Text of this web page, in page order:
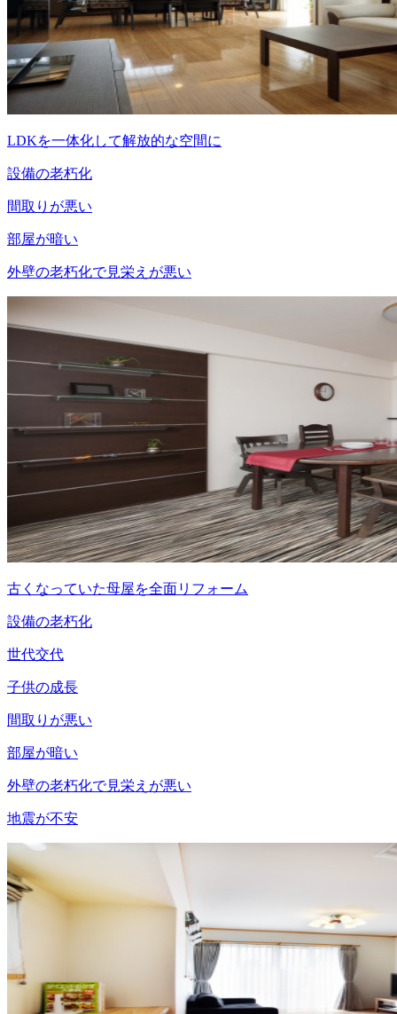
LDKを一体化して解放的な空間に
設備の老朽化
間取りが悪い
部屋が暗い
外壁の老朽化で見栄えが悪い
古くなっていた母屋を全面リフォーム
設備の老朽化
世代交代
子供の成長
間取りが悪い
部屋が暗い
外壁の老朽化で見栄えが悪い
地震が不安